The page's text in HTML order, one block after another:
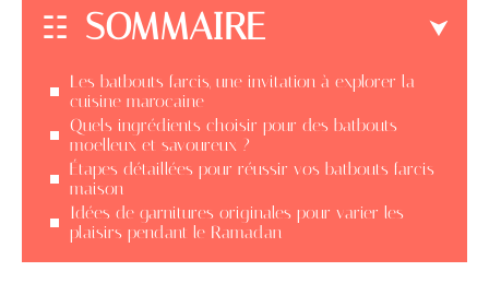
SOMMAIRE
Les batbouts farcis, une invitation à explorer la
cuisine marocaine
Quels ingrédients choisir pour des batbouts
moelleux et savoureux ?
Étapes détaillées pour réussir vos batbouts farcis
maison
Idées de garnitures originales pour varier les
plaisirs pendant le Ramadan